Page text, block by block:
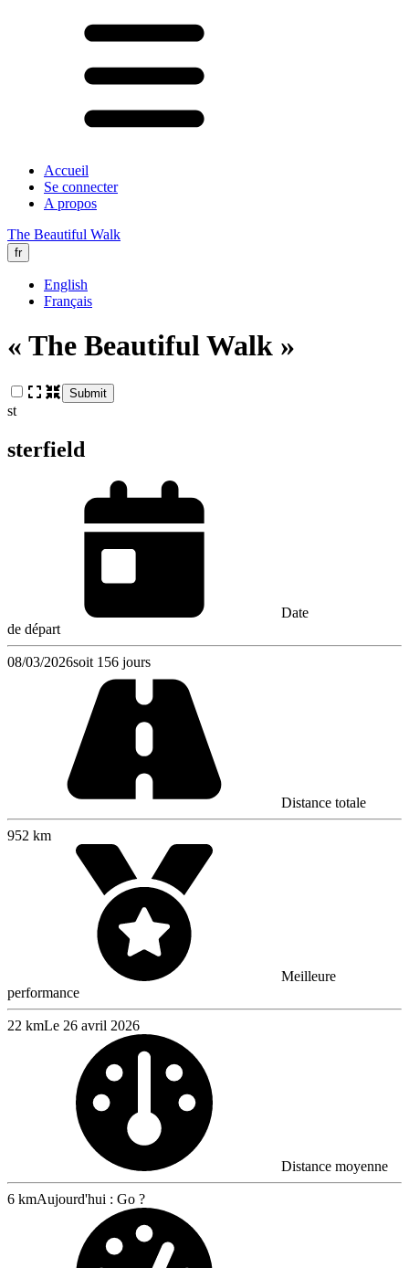
Accueil
Se connecter
A propos
The Beautiful Walk
fr
English
Français
« The Beautiful Walk »
Submit
st
sterfield
Date
de départ
08/03/2026soit 156 jours
Distance totale
952 km
Meilleure
performance
22 kmLe 26 avril 2026
Distance moyenne
6 kmAujourd'hui : Go ?